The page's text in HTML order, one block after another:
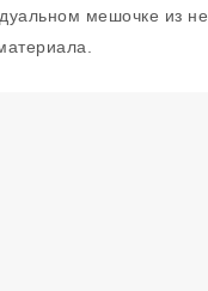
мешочке из не